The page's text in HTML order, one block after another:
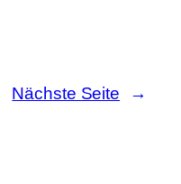
Nächste Seite →